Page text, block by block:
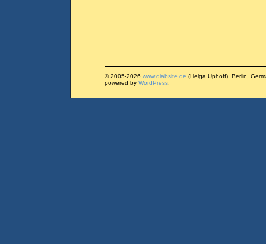
© 2005-2026 www.diabsite.de (Helga Uphoff), Berlin,
powered by WordPress.